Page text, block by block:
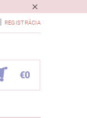
REGISTRÁCIA
€0